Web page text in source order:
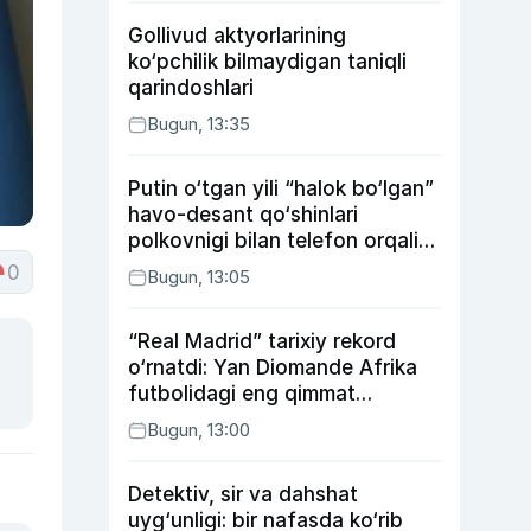
0
Gollivud aktyorlarining
ko‘pchilik bilmaydigan taniqli
qarindoshlari
Bugun, 13:35
Putin o‘tgan yili “halok bo‘lgan”
havo-desant qo‘shinlari
polkovnigi bilan telefon orqali
suhbatlashdi
Bugun, 13:05
“Real Madrid” tarixiy rekord
o‘rnatdi: Yan Diomande Afrika
futbolidagi eng qimmat
transferga aylandi
Bugun, 13:00
Detektiv, sir va dahshat
uyg‘unligi: bir nafasda ko‘rib